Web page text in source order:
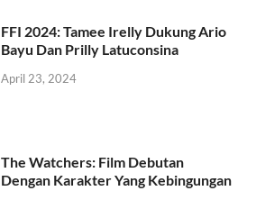
FFI 2024: Tamee Irelly Dukung Ario
Bayu Dan Prilly Latuconsina
April 23, 2024
The Watchers: Film Debutan
Dengan Karakter Yang Kebingungan